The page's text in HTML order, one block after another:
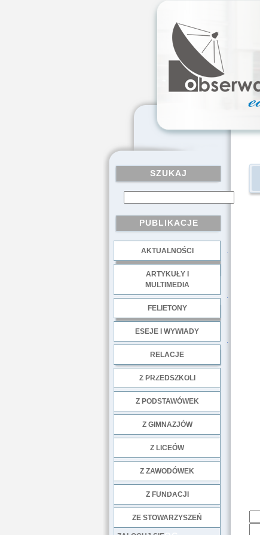
SZUKAJ
PUBLIKACJE
AKTUALNOŚCI
ARTYKUŁY I
MULTIMEDIA
FELIETONY
ESEJE I WYWIADY
RELACJE
Z PRZEDSZKOLI
Z PODSTAWÓWEK
Z GIMNAZJÓW
Z LICEÓW
Z ZAWODÓWEK
Z FUNDACJI
ZE STOWARZYSZEŃ